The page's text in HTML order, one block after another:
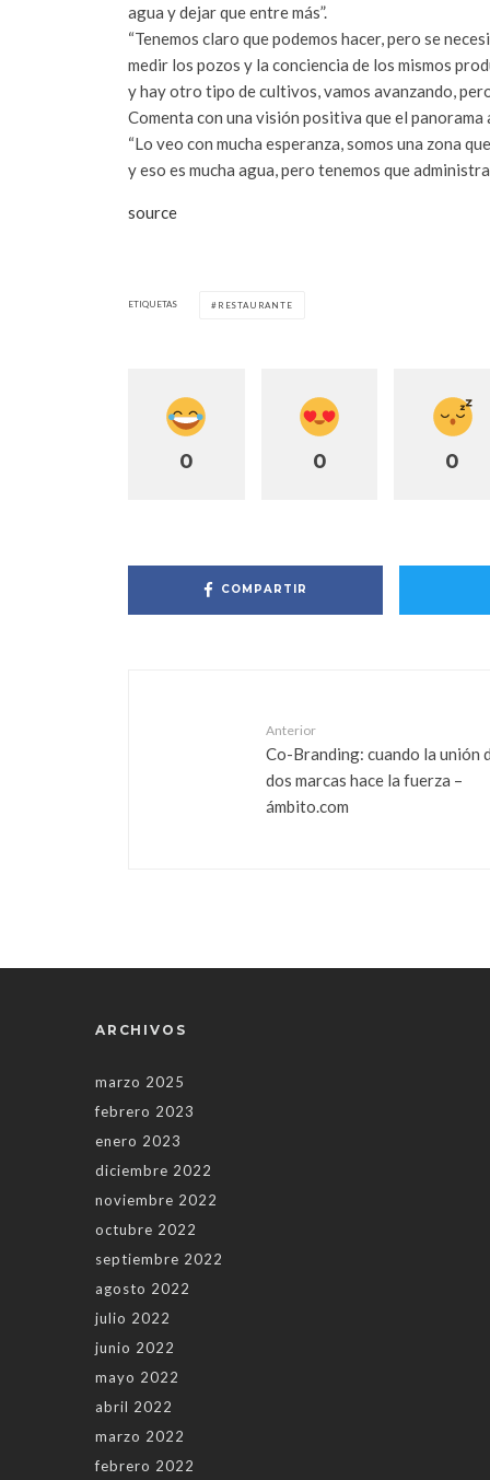
agua y dejar que entre más”.
“Tenemos claro que podemos hacer, pero se
medir los pozos y la conciencia de los mismos
y hay otro tipo de cultivos, vamos avanzando,
Comenta con una visión positiva que el
“Lo veo con mucha esperanza, somos una zona
y eso es mucha agua, pero tenemos que
source
ETIQUETAS RESTAURANTE
0 0 0
COMPARTIR
Anterior
Co-Branding: cuando la unión
dos marcas hace la fuerza –
ámbito.com
ARCHIVOS
marzo 2025
febrero 2023
enero 2023
diciembre 2022
noviembre 2022
octubre 2022
septiembre 2022
agosto 2022
julio 2022
junio 2022
mayo 2022
abril 2022
marzo 2022
febrero 2022